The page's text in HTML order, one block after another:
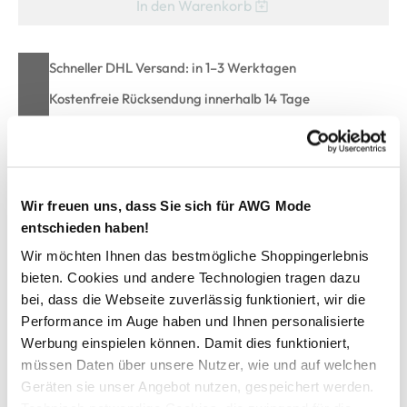
Wir freuen uns, dass Sie sich für AWG Mode
entschieden haben!
Wir möchten Ihnen das bestmögliche Shoppingerlebnis
bieten. Cookies und andere Technologien tragen dazu
bei, dass die Webseite zuverlässig funktioniert, wir die
Performance im Auge haben und Ihnen personalisierte
Werbung einspielen können. Damit dies funktioniert,
müssen Daten über unsere Nutzer, wie und auf welchen
Geräten sie unser Angebot nutzen, gespeichert werden.
In den Warenkorb
Schneller DHL Versand: in 1–3 Werktagen
Kostenfreie Rücksendung innerhalb 14 Tage
Kostenlose Filiallieferung in Ihre Wunschfiliale
Zur Wunschliste hinzufügen
Damen Schlupfbluse mit zarter Musterung
schicke Schlupfbluse von Sure
mit elegantem Serafino-Ausschnitt
vorne mit dekorativer Mittelnaht
überschnittene Ärmel mit fixiertem Turn Up